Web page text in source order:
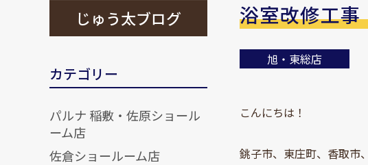
浴室改修工事
旭・東総店
こんにちは！
銚子市、東庄町、香取市
じゅう太ブログ
カテゴリー
パルナ 稲敷・佐原ショール
ーム店
佐倉ショールーム店